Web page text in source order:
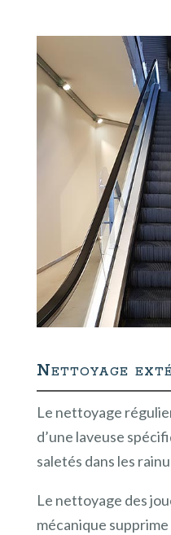
Nettoyage
Le nettoyage
d’une laveuse
saletés dans les
Le nettoyage des
mécanique